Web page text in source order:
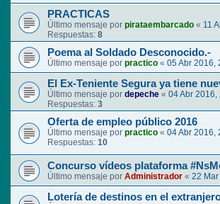
PRACTICAS
Último mensaje por pirataembarcado « 11
Respuestas: 8
Poema al Soldado Desconocido.-
Último mensaje por practico « 05 Abr 2016,
El Ex-Teniente Segura ya tiene
Último mensaje por depeche « 04 Abr 2016,
Respuestas: 3
Oferta de empleo público 2016
Último mensaje por practico « 04 Abr 2016,
Respuestas: 10
Concurso vídeos plataforma
Último mensaje por Administrador « 22
Lotería de destinos en el